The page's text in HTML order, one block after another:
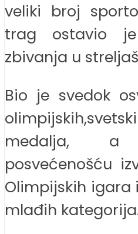
veliki broj
trag ostavio
zbivanja u
Bio je svedok
medalja,
posvećenošću
Olimpijskih
mlađih